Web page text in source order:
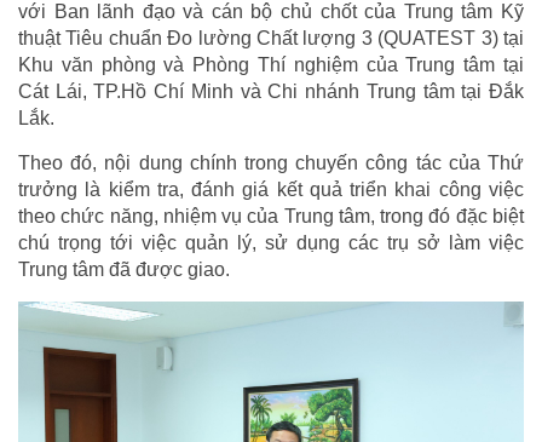
với Ban lãnh đạo và cán bộ chủ chốt của Trung tâm Kỹ
thuật Tiêu chuẩn Đo lường Chất lượng 3 (QUATEST 3) tại
Khu văn phòng và Phòng Thí nghiệm của Trung tâm tại
Cát Lái, TP.Hồ Chí Minh và Chi nhánh Trung tâm tại Đắk
Lắk.
Theo đó, nội dung chính trong chuyến công tác của Thứ
trưởng là kiểm tra, đánh giá kết quả triển khai công việc
theo chức năng, nhiệm vụ của Trung tâm, trong đó đặc biệt
chú trọng tới việc quản lý, sử dụng các trụ sở làm việc
Trung tâm đã được giao.